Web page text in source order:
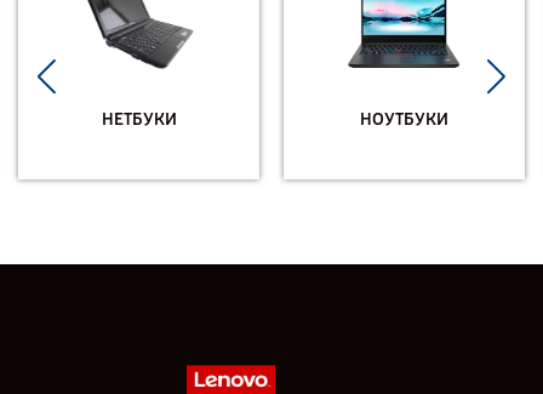
НЕТБУКИ НОУТБУКИ